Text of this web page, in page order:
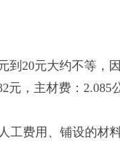
20元大约不等，因
主材费：2.085
费用、铺设的材